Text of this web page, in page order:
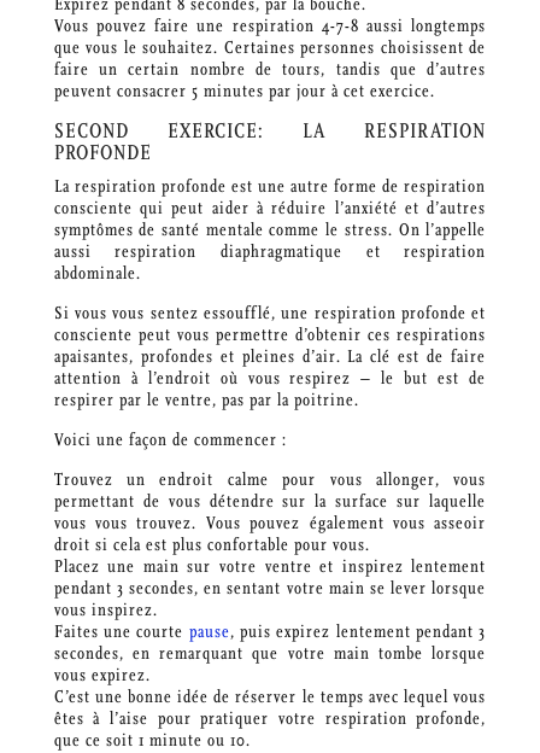
Expirez pendant 8 secondes, par la bouche.
Vous pouvez faire une respiration 4-7-8 aussi longtemps
que vous le souhaitez. Certaines personnes choisissent de
faire un certain nombre de tours, tandis que d’autres
peuvent consacrer 5 minutes par jour à cet exercice.
SECOND EXERCICE: LA RESPIRATION
PROFONDE
La respiration profonde est une autre forme de respiration
consciente qui peut aider à réduire l’anxiété et d’autres
symptômes de santé mentale comme le stress. On l’appelle
aussi respiration diaphragmatique et respiration
abdominale.
Si vous vous sentez essoufflé, une respiration profonde et
consciente peut vous permettre d’obtenir ces respirations
apaisantes, profondes et pleines d’air. La clé est de faire
attention à l’endroit où vous respirez – le but est de
respirer par le ventre, pas par la poitrine.
Voici une façon de commencer :
Trouvez un endroit calme pour vous allonger, vous
permettant de vous détendre sur la surface sur laquelle
vous vous trouvez. Vous pouvez également vous asseoir
droit si cela est plus confortable pour vous.
Placez une main sur votre ventre et inspirez lentement
pendant 3 secondes, en sentant votre main se lever lorsque
vous inspirez.
Faites une courte pause, puis expirez lentement pendant 3
secondes, en remarquant que votre main tombe lorsque
vous expirez.
C’est une bonne idée de réserver le temps avec lequel vous
êtes à l’aise pour pratiquer votre respiration profonde,
que ce soit 1 minute ou 10.